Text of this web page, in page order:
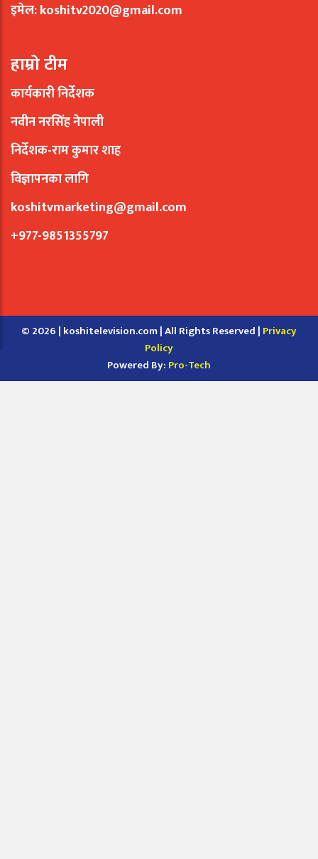
इमेल:koshitv2020@gmail.com
हाम्रो टीम
कार्यकारी निर्देशक
नवीन नरसिंह नेपाली
निर्देशक-राम कुमार शाह
विज्ञापनका लागि
koshitvmarketing@gmail.com
+977-9851355797
© 2026 | koshitelevision.com | All Rights Reserved | Privacy
Policy
Powered By: Pro-Tech